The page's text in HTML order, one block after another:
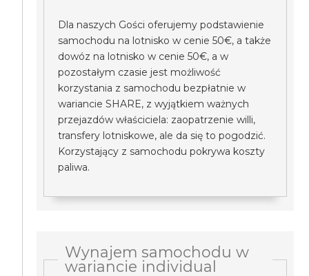
Dla naszych Gości oferujemy podstawienie
samochodu na lotnisko w cenie 50€, a także
dowóz na lotnisko w cenie 50€, a w
pozostałym czasie jest możliwość
korzystania z samochodu bezpłatnie w
wariancie SHARE, z wyjątkiem ważnych
przejazdów właściciela: zaopatrzenie willi,
transfery lotniskowe, ale da się to pogodzić.
Korzystający z samochodu pokrywa koszty
paliwa.
Wynajem samochodu w
wariancie individual